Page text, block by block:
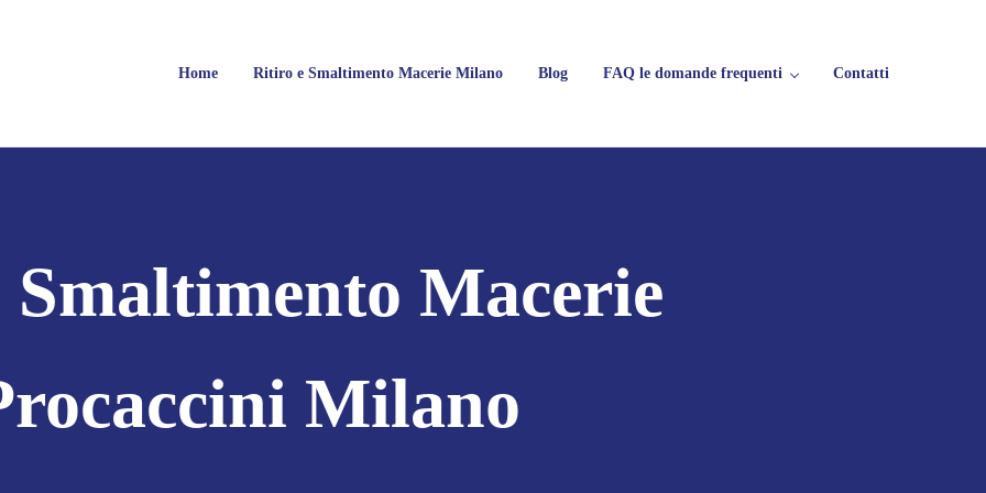
Home Ritiro e Smaltimento Macerie Milano Blog FAQ le domande frequenti Contatti
Smaltimento Macerie
Milano